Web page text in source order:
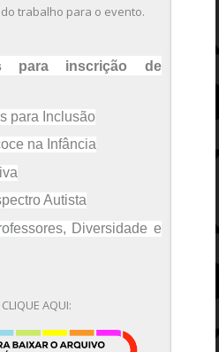
trabalho para o evento.
para inscrição de
para Inclusão
na Infância
Autista
Diversidade e
AQUI: